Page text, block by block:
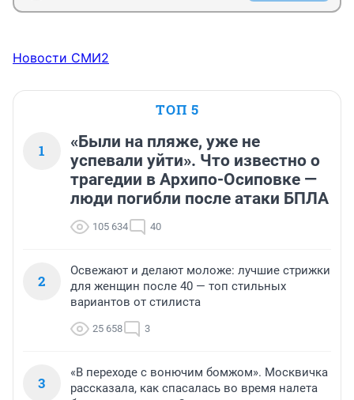
Новости СМИ2
ТОП 5
1
«Были на пляже, уже не
успевали уйти». Что известно о
трагедии в Архипо-Осиповке —
люди погибли после атаки БПЛА
105 634 40
2
Освежают и делают моложе: лучшие стрижки
для женщин после 40 — топ стильных
вариантов от стилиста
25 658 3
3
«В переходе с вонючим бомжом». Москвичка
рассказала, как спасалась во время налета